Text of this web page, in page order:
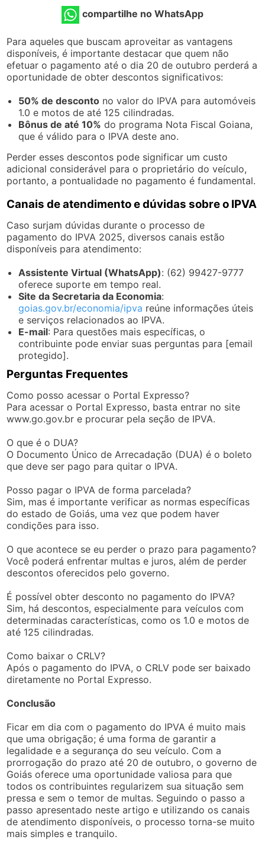
compartilhe no WhatsApp
Para aqueles que buscam aproveitar as vantagens
disponíveis, é importante destacar que quem não
efetuar o pagamento até o dia 20 de outubro perderá a
oportunidade de obter descontos significativos:
50% de desconto no valor do IPVA para automóveis
1.0 e motos de até 125 cilindradas.
Bônus de até 10% do programa Nota Fiscal Goiana,
que é válido para o IPVA deste ano.
Perder esses descontos pode significar um custo
adicional considerável para o proprietário do veículo,
portanto, a pontualidade no pagamento é fundamental.
Canais de atendimento e dúvidas sobre o IPVA
Caso surjam dúvidas durante o processo de
pagamento do IPVA 2025, diversos canais estão
disponíveis para atendimento:
Assistente Virtual (WhatsApp): (62) 99427-9777
oferece suporte em tempo real.
Site da Secretaria da Economia:
goias.gov.br/economia/ipva reúne informações úteis
e serviços relacionados ao IPVA.
E-mail: Para questões mais específicas, o
contribuinte pode enviar suas perguntas para [email
protegido].
Perguntas Frequentes
Como posso acessar o Portal Expresso?
Para acessar o Portal Expresso, basta entrar no site
www.go.gov.br e procurar pela seção de IPVA.
O que é o DUA?
O Documento Único de Arrecadação (DUA) é o boleto
que deve ser pago para quitar o IPVA.
Posso pagar o IPVA de forma parcelada?
Sim, mas é importante verificar as normas específicas
do estado de Goiás, uma vez que podem haver
condições para isso.
O que acontece se eu perder o prazo para pagamento?
Você poderá enfrentar multas e juros, além de perder
descontos oferecidos pelo governo.
É possível obter desconto no pagamento do IPVA?
Sim, há descontos, especialmente para veículos com
determinadas características, como os 1.0 e motos de
até 125 cilindradas.
Como baixar o CRLV?
Após o pagamento do IPVA, o CRLV pode ser baixado
diretamente no Portal Expresso.
Conclusão
Ficar em dia com o pagamento do IPVA é muito mais
que uma obrigação; é uma forma de garantir a
legalidade e a segurança do seu veículo. Com a
prorrogação do prazo até 20 de outubro, o governo de
Goiás oferece uma oportunidade valiosa para que
todos os contribuintes regularizem sua situação sem
pressa e sem o temor de multas. Seguindo o passo a
passo apresentado neste artigo e utilizando os canais
de atendimento disponíveis, o processo torna-se muito
mais simples e tranquilo.